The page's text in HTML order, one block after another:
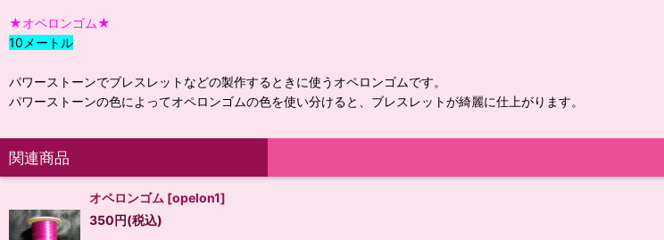
★オペロンゴム★
10メートル
パワーストーンでブレスレットなどの製作するときに使うオペロンゴムです。
パワーストーンの色によってオペロンゴムの色を使い分けると、ブレスレットが綺麗に仕上がります。
関連商品
オペロンゴム [opelon1]
350円(税込)